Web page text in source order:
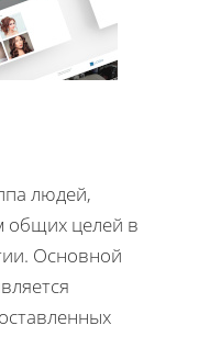
людей,
общих целей в
Основной